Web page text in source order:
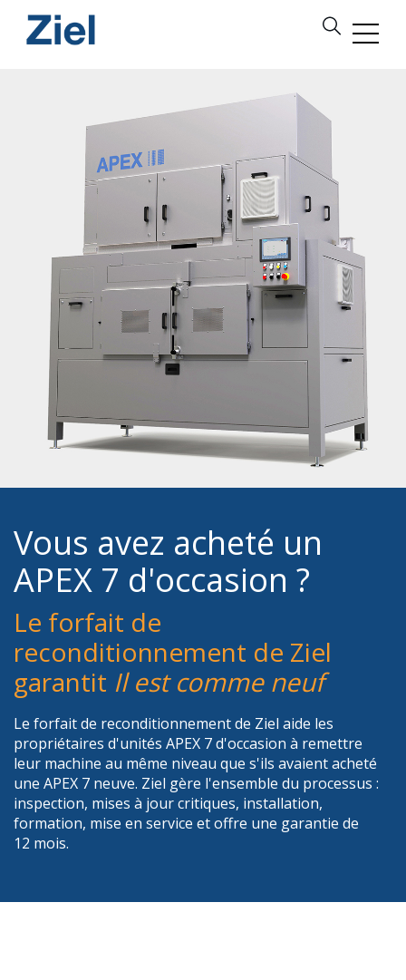
Vous avez acheté un
APEX 7 d'occasion ?
Le forfait de
reconditionnement de Ziel
garantit Il est comme neuf
Le forfait de reconditionnement de Ziel aide les
propriétaires d'unités APEX 7 d'occasion à remettre
leur machine au même niveau que s'ils avaient acheté
une APEX 7 neuve. Ziel gère l'ensemble du processus :
inspection, mises à jour critiques, installation,
formation, mise en service et offre une garantie de
12 mois.